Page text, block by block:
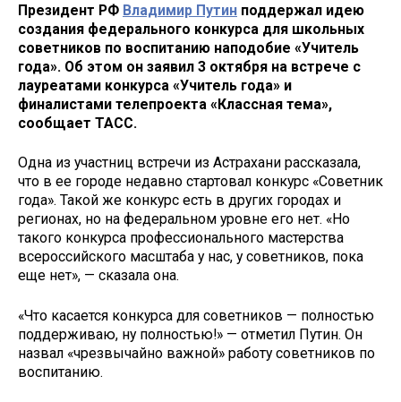
Президент РФ Владимир Путин поддержал идею
создания федерального конкурса для школьных
советников по воспитанию наподобие «Учитель
года». Об этом он заявил 3 октября на встрече с
лауреатами конкурса «Учитель года» и
финалистами телепроекта «Классная тема»,
сообщает ТАСС.
Одна из участниц встречи из Астрахани рассказала,
что в ее городе недавно стартовал конкурс «Советник
года». Такой же конкурс есть в других городах и
регионах, но на федеральном уровне его нет. «Но
такого конкурса профессионального мастерства
всероссийского масштаба у нас, у советников, пока
еще нет», — сказала она.
«Что касается конкурса для советников — полностью
поддерживаю, ну полностью!» — отметил Путин. Он
назвал «чрезвычайно важной» работу советников по
воспитанию.